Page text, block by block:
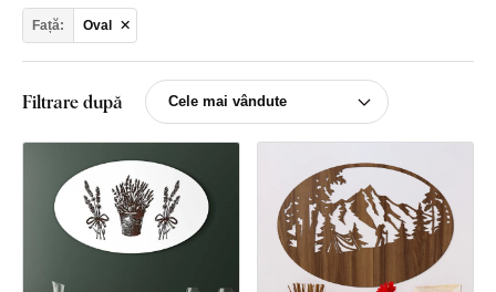
Față: Oval
Filtrare după